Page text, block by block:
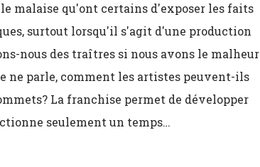
malaise qu'ont certains d'exposer les faits
surtout lorsqu'il s'agit d'une production
nous des traîtres si nous avons le malheur
ne parle, comment les artistes peuvent-ils
La franchise permet de développer
seulement un temps…